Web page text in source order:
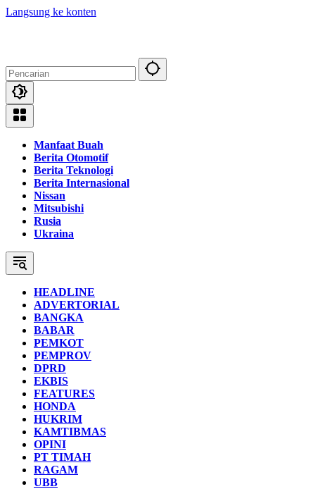
Langsung ke konten
Manfaat Buah
Berita Otomotif
Berita Teknologi
Berita Internasional
Nissan
Mitsubishi
Rusia
Ukraina
HEADLINE
ADVERTORIAL
BANGKA
BABAR
PEMKOT
PEMPROV
DPRD
EKBIS
FEATURES
HONDA
HUKRIM
KAMTIBMAS
OPINI
PT TIMAH
RAGAM
UBB